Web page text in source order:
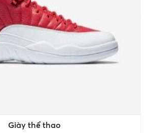
Giày thể thao